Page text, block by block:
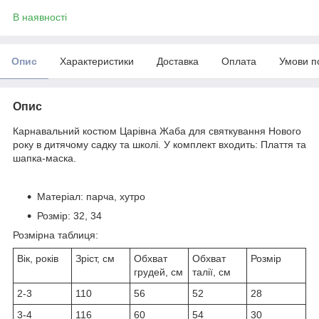
В наявності
Опис Характеристики Доставка Оплата Умови
Опис
Карнавальний костюм Царiвна Жаба для святкування Нового
року в дитячому садку та школі. У комплект входить: Плаття та
шапка-маска.
Матеріал: парча, хутро
Розмір: 32, 34
Розмірна таблиця:
Вік, років Зріст, см
Обхват
грудей, см
Обхват
талії, см
Розмір
2-3 110 56 52
28
3-4
116 60 54 30